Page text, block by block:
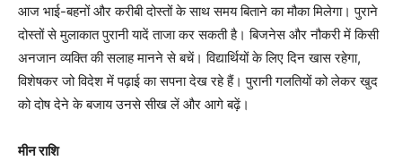
आज भाई-बहनों और करीबी दोस्तों के साथ समय बिताने का मौका मिलेगा। पुराने
दोस्तों से मुलाकात पुरानी यादें ताजा कर सकती है। बिजनेस और नौकरी में किसी
अनजान व्यक्ति की सलाह मानने से बचें। विद्यार्थियों के लिए दिन खास रहेगा,
विशेषकर जो विदेश में पढ़ाई का सपना देख रहे हैं। पुरानी गलतियों को लेकर खुद
को दोष देने के बजाय उनसे सीख लें और आगे बढ़ें।
मीन राशि